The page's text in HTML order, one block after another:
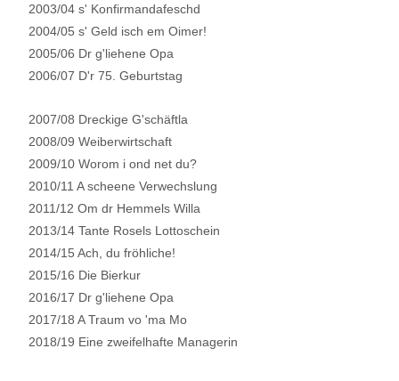
2003/04 s' Konfirmandafeschd
2004/05 s' Geld isch em Oimer!
2005/06 Dr g'liehene Opa
2006/07 D'r 75. Geburtstag
2007/08 Dreckige G'schäftla
2008/09 Weiberwirtschaft
2009/10 Worom i ond net du?
2010/11 A scheene Verwechslung
2011/12 Om dr Hemmels Willa
2013/14 Tante Rosels Lottoschein
2014/15 Ach, du fröhliche!
2015/16 Die Bierkur
2016/17 Dr g'liehene Opa
2017/18 A Traum vo 'ma Mo
2018/19 Eine zweifelhafte Managerin